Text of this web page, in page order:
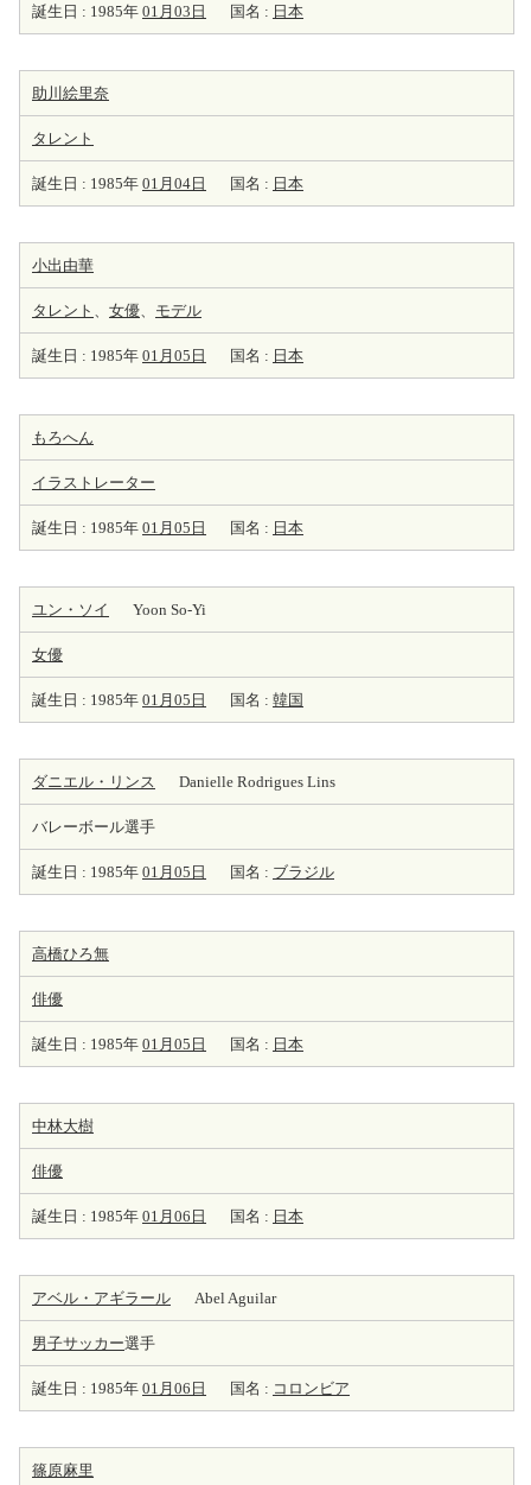
誕生日 : 1985年 01月03日 国名 : 日本
助川絵里奈
タレント
誕生日 : 1985年 01月04日 国名 : 日本
小出由華
タレント 、 女優、 モデル
誕生日 : 1985年 01月05日 国名 : 日本
もろへん
イラストレーター
誕生日 : 1985年 01月05日 国名 : 日本
ユン・ソイ Yoon So-Yi
女優
誕生日 : 1985年 01月05日 国名 : 韓国
ダニエル・リンス Danielle Rodrigues Lins
バレーボール選手
誕生日 : 1985年 01月05日 国名 : ブラジル
高橋ひろ無
俳優
誕生日 : 1985年 01月05日 国名 : 日本
中林大樹
俳優
誕生日 : 1985年 01月06日 国名 : 日本
アベル・アギラール Abel Aguilar
男子サッカー選手
誕生日 : 1985年 01月06日 国名 : コロンビア
篠原麻里